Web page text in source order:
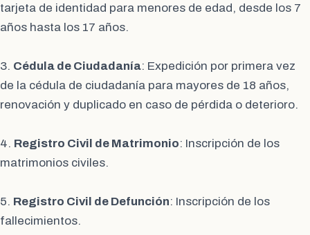
tarjeta de identidad para menores de edad, desde los 7
años hasta los 17 años.
3. Cédula de Ciudadanía: Expedición por primera vez
de la cédula de ciudadanía para mayores de 18 años,
renovación y duplicado en caso de pérdida o deterioro.
4. Registro Civil de Matrimonio: Inscripción de los
matrimonios civiles.
5. Registro Civil de Defunción: Inscripción de los
fallecimientos.